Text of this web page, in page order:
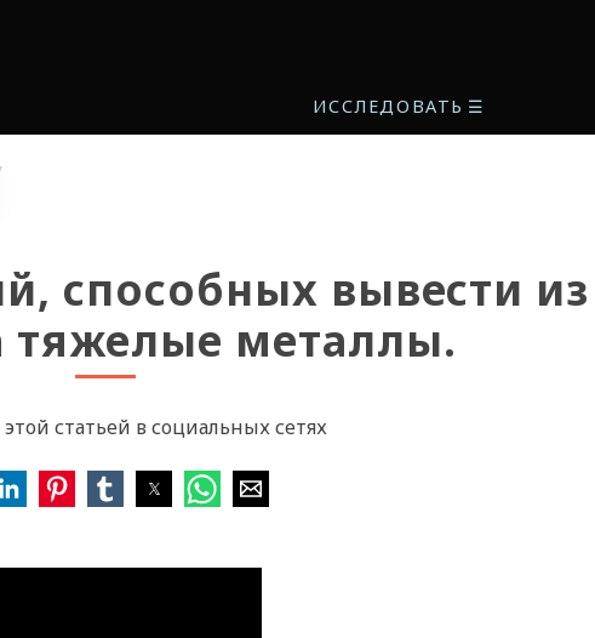
ИССЛЕДОВАТЬ ☰
способных вывести из
тяжелые металлы.
статьей в социальных сетях